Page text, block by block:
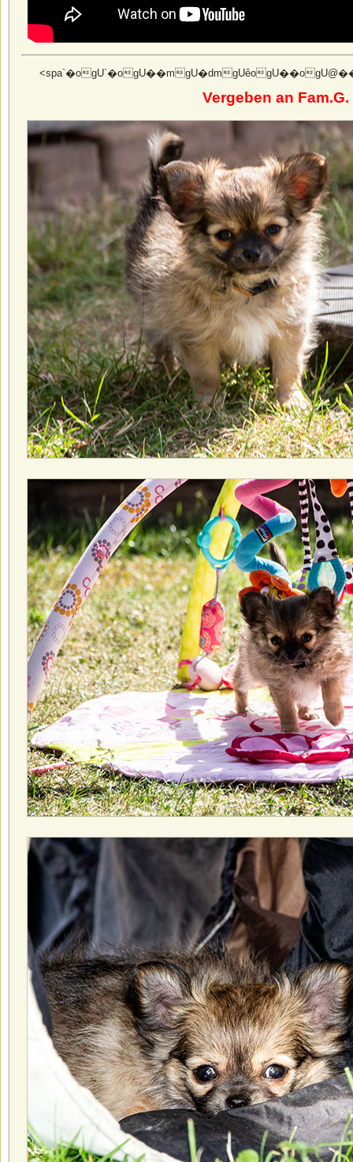
<spa`�ogU`�ogU��mgU�dmgUȇogU��ogU@��o
Vergeben an Fam.G.